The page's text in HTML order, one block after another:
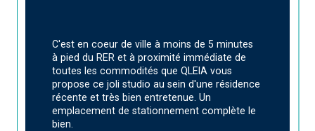
C'est en coeur de ville à moins de 5 minutes
à pied du RER et à proximité immédiate de
toutes les commodités que QLEIA vous
propose ce joli studio au sein d'une résidence
récente et très bien entretenue. Un
emplacement de stationnement complète le
bien.